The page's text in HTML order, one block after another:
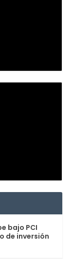
bajo PCI
de inversión